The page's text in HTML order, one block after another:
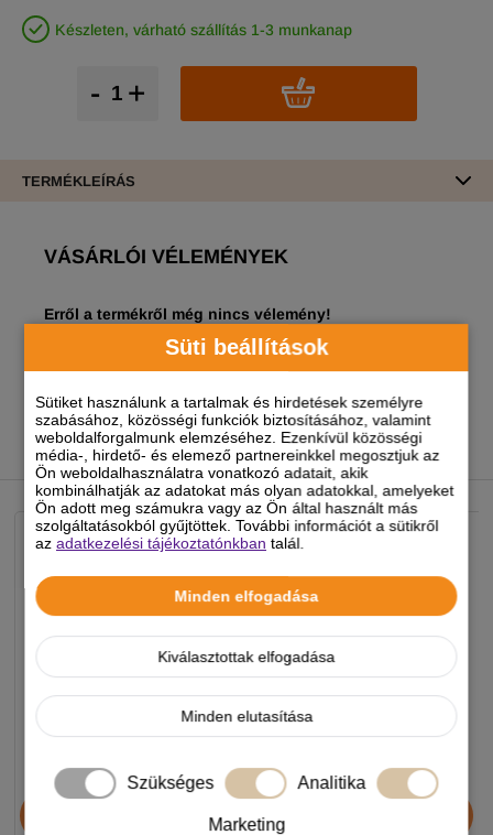
Süti beállítások
Sütiket használunk a tartalmak és hirdetések személyre
szabásához, közösségi funkciók biztosításához, valamint
weboldalforgalmunk elemzéséhez. Ezenkívül közösségi
média-, hirdető- és elemező partnereinkkel megosztjuk az
Ön weboldalhasználatra vonatkozó adatait, akik
kombinálhatják az adatokat más olyan adatokkal, amelyeket
Ön adott meg számukra vagy az Ön által használt más
szolgáltatásokból gyűjtöttek. További információt a sütikről
azadatkezelési tájékoztatónkban talál.
Minden elfogadása
Kiválasztottak elfogadása
Minden elutasítása
Szükséges Analitika
Marketing
Készleten, várható szállítás 1-3 munkanap
+
-
TERMÉKLEÍRÁS
VÁSÁRLÓI VÉLEMÉNYEK
Erről a termékről még nincs vélemény!
A termékhez akkor tudsz véleményt írni, ha
NEKED AJÁNLJUK
Chicopee HNL Protein Bar
JosiDog Economy